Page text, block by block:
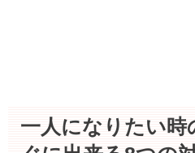
一人になりたい時